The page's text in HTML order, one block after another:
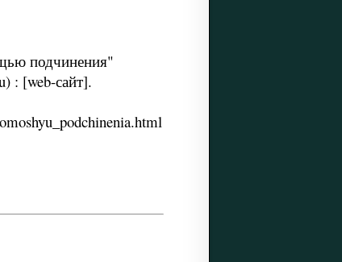
подчинения"
: [web-сайт].